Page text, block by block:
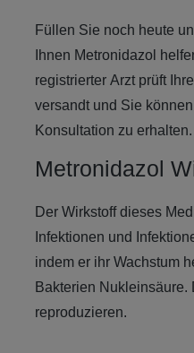
Füllen Sie noch heute
Ihnen Metronidazol
registrierter Arzt prüft
versandt und Sie
Konsultation zu erhalten.
Metronidazol
Der Wirkstoff dieses
Infektionen und
indem er ihr Wachstum
Bakterien
reproduzieren.